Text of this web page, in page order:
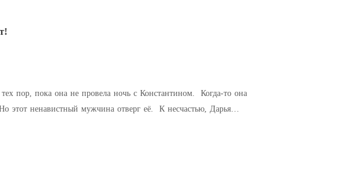
пор, пока она не провела ночь с Константином. Когда-то она
этот ненавистный мужчина отверг её. К несчастью, Дарья